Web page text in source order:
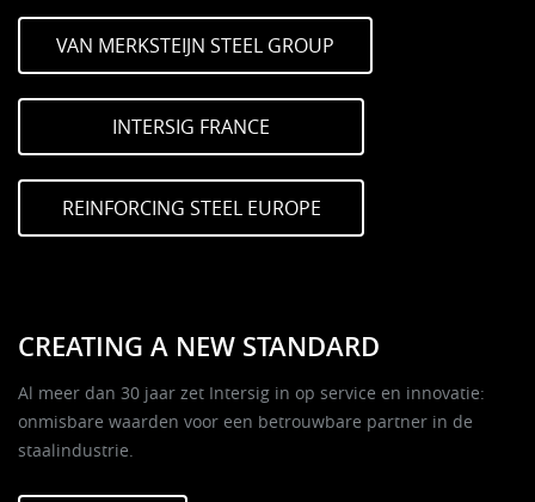
VAN MERKSTEIJN STEEL GROUP
INTERSIG FRANCE
REINFORCING STEEL EUROPE
CREATING A NEW STANDARD
Al meer dan 30 jaar zet Intersig in op service en innovatie:
onmisbare waarden voor een betrouwbare partner in de
staalindustrie.